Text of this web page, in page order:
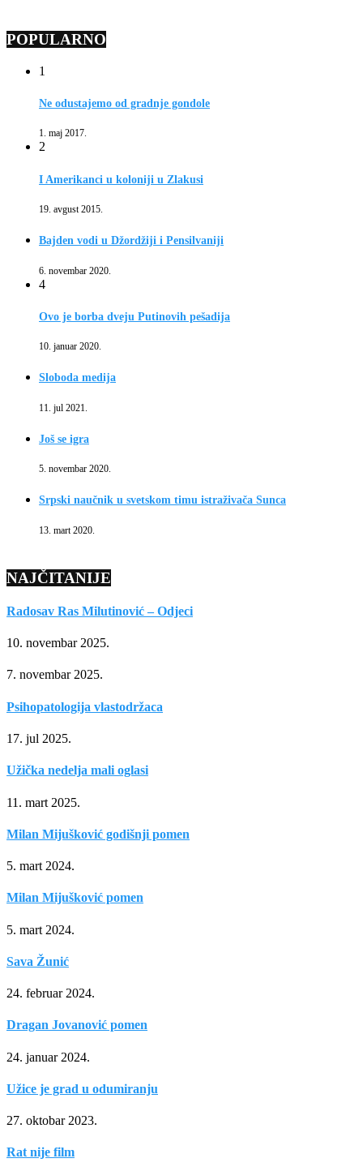
POPULARNO
1
Ne odustajemo od gradnje gondole
1. maj 2017.
2
I Amerikanci u koloniji u Zlakusi
19. avgust 2015.
Bajden vodi u Džordžiji i Pensilvaniji
6. novembar 2020.
4
Ovo je borba dveju Putinovih pešadija
10. januar 2020.
Sloboda medija
11. jul 2021.
Još se igra
5. novembar 2020.
Srpski naučnik u svetskom timu istraživača Sunca
13. mart 2020.
NAJČITANIJE
Radosav Ras Milutinović – Odjeci
10. novembar 2025.
7. novembar 2025.
Psihopatologija vlastodržaca
17. jul 2025.
Užička nedelja mali oglasi
11. mart 2025.
Milan Mijušković godišnji pomen
5. mart 2024.
Milan Mijušković pomen
5. mart 2024.
Sava Žunić
24. februar 2024.
Dragan Jovanović pomen
24. januar 2024.
Užice je grad u odumiranju
27. oktobar 2023.
Rat nije film